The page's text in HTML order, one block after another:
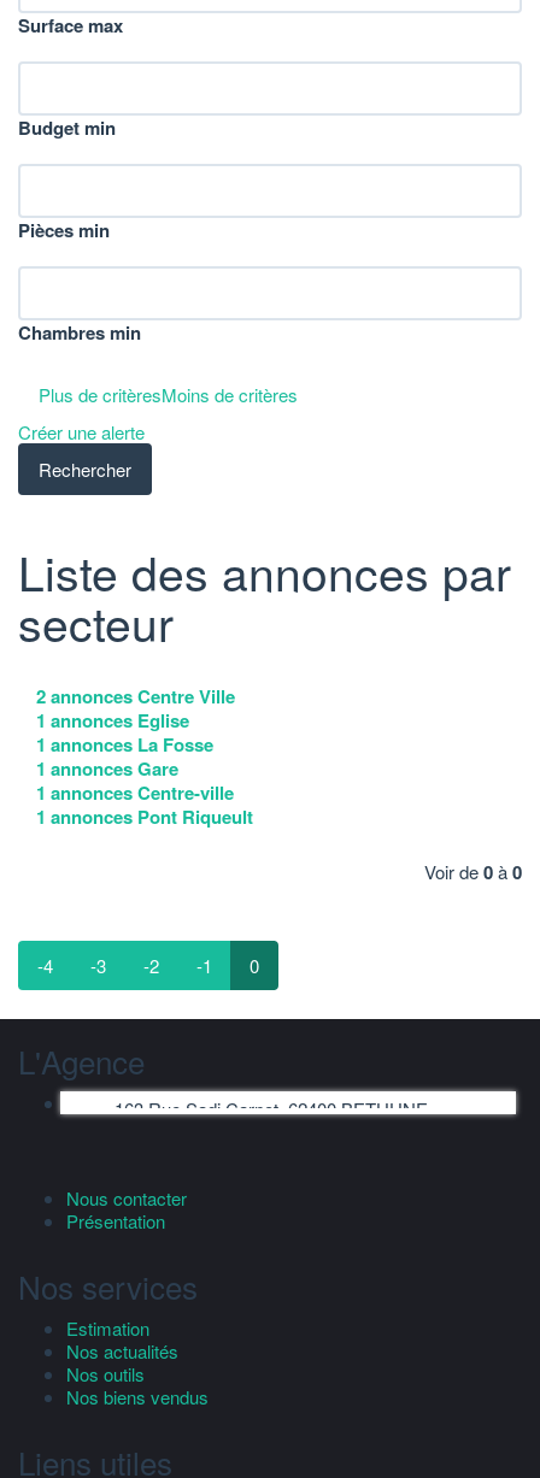
Surface max
Budget min
Pièces min
Chambres min
Plus de critèresMoins de critères
Créer une alerte
Liste des annonces par
secteur
2 annonces Centre Ville
1 annonces Eglise
1 annonces La Fosse
1 annonces Gare
1 annonces Centre-ville
1 annonces Pont Riqueult
Voir de0à0
-4 -3 -2 -1 0
L'Agence
163 Rue Sadi Carnot, 62400 BETHUNE
Nous contacter
Présentation
Nos services
Estimation
Nos actualités
Nos outils
Nos biens vendus
Liens utiles